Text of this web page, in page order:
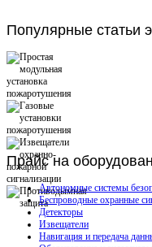
Популярные статьи
Прайсна
Автономные системы
Беспроводные охранные
Детекторы
Извещатели
Навигация и передача